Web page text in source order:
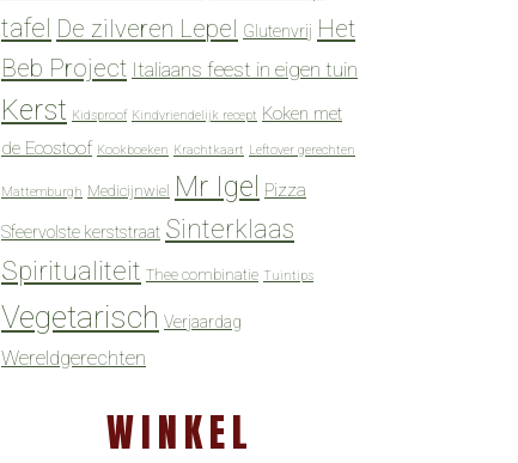
tafel De zilveren Lepel Glutenvrij Het
Beb Project Italiaans feest in eigen tuin
Kerst Kidsproof Kindvriendelijk recept Koken met
de Ecostoof Kookboeken Krachtkaart Leftover gerechten
Mattemburgh Medicijnwiel Mr Igel Pizza
Sfeervolste kerststraat Sinterklaas
Spiritualiteit Thee combinatie Tuintips
Vegetarisch Verjaardag
Wereldgerechten
WINKEL